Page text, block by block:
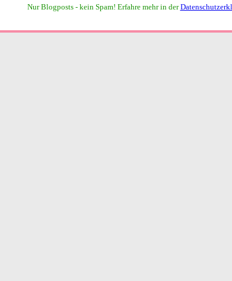
Nur Blogposts - kein Spam! Erfahre mehr in der